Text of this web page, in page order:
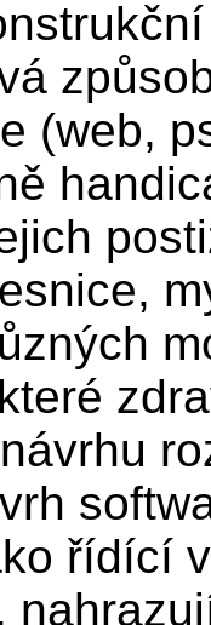
(web,
řídící